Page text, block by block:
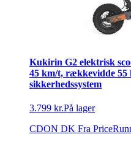
Kukirin G2 elektrisk
45 km/t, rækkevidde 55
sikkerhedssystem
3.799 kr.På lager
CDON DK Fra